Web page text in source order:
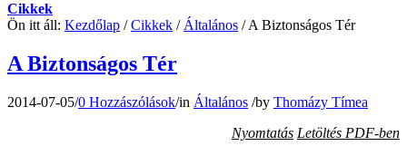
Cikkek
Ön itt áll: Kezdőlap / Cikkek / Általános / A Biztonságos Tér
A Biztonságos Tér
2014-07-05/0 Hozzászólások/in Általános /by Thomázy Tímea
Nyomtatás Letöltés PDF-ben